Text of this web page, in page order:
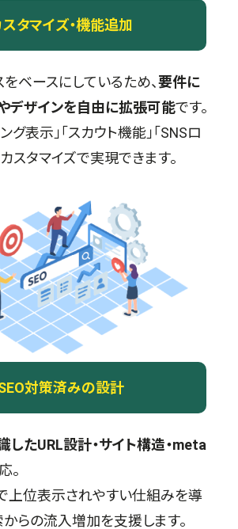
タマイズ・機能追加
ベースにしているため、要件に
デザインを自由に拡張可能です。
グ表示」「スカウト機能」「SNSロ
スタマイズで実現できます。
対策済みの設計
したURL設計・サイト構造・meta
。
上位表示されやすい仕組みを導
からの流入増加を支援します。